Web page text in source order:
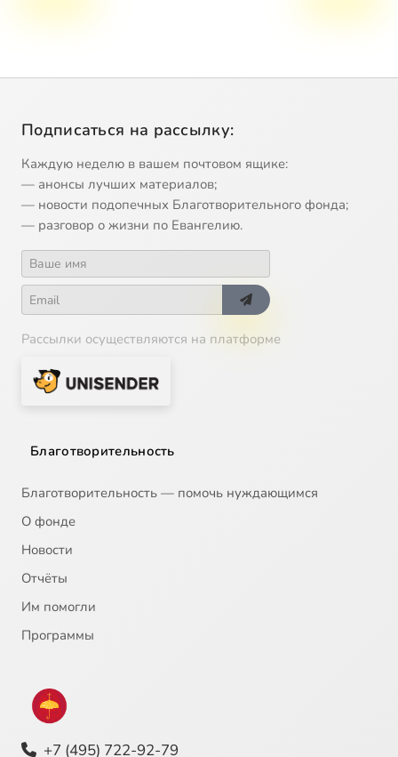
Подписаться на рассылку:
Каждую неделю в вашем почтовом ящике:
— анонсы лучших материалов;
— новости подопечных Благотворительного фонда;
— разговор о жизни по Евангелию.
Рассылки осуществляются на платформе
Благотворительность
Благотворительность — помочь нуждающимся
О фонде
Новости
Отчёты
Им помогли
Программы
+7 (495) 722-92-79